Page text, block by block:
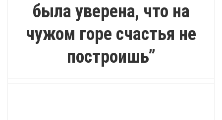
была уверена, что на
чужом горе счастья не
построишь”